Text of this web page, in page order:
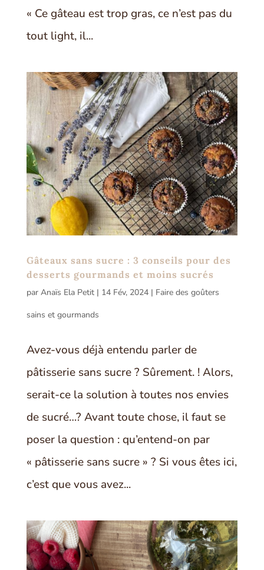
« Ce gâteau est trop gras, ce n’est pas du
tout light, il...
Gâteaux sans sucre : 3 conseils pour des
desserts gourmands et moins sucrés
par Anaïs Ela Petit| 14 Fév, 2024| Faire des goûters
sains et gourmands
Avez-vous déjà entendu parler de
pâtisserie sans sucre ? Sûrement. ! Alors,
serait-ce la solution à toutes nos envies
de sucré…? Avant toute chose, il faut se
poser la question : qu’entend-on par
« pâtisserie sans sucre » ? Si vous êtes ici,
c’est que vous avez...